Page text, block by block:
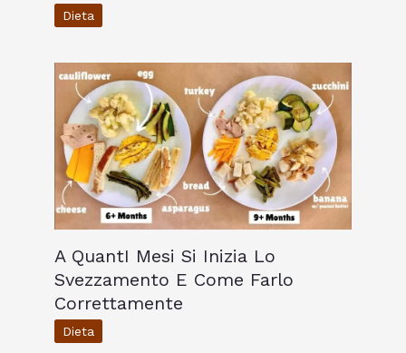
Dieta
A QuantI Mesi Si Inizia Lo
Svezzamento E Come Farlo
Correttamente
Dieta